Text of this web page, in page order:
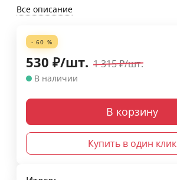
Все описание
- 60 %
530 ₽/шт. 1 315₽/шт.
В наличии
В корзину
Купить в один клик